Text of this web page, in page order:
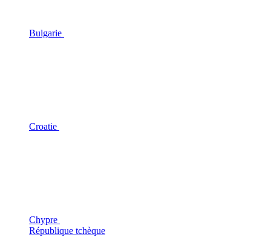
Bulgarie
Croatie
Chypre
République tchèque